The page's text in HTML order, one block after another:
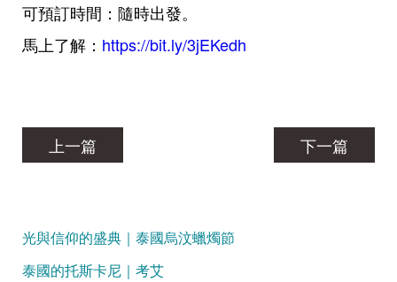
可預訂時間：隨時出發。
馬上了解： https://bit.ly/3jEKedh
上一篇 下一篇
光與信仰的盛典｜泰國烏汶蠟燭節
泰國的托斯卡尼｜考艾